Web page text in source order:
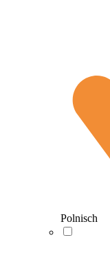
Polnisch